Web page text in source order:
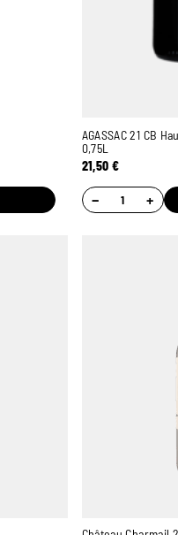
AGASSAC 21 CB
0,75L
21,50 €
− +